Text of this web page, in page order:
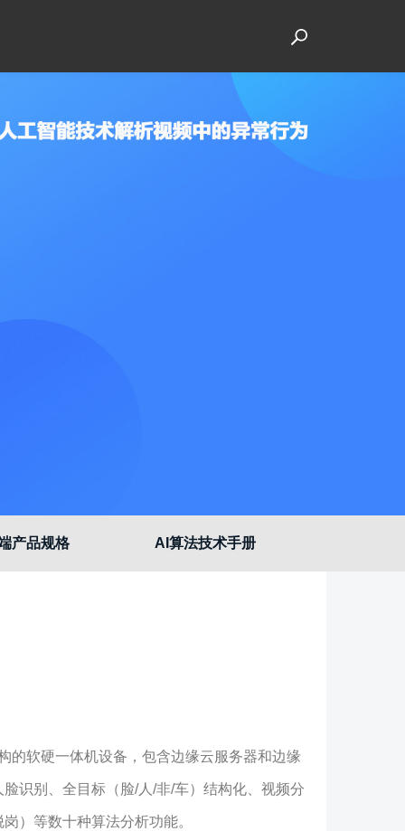
产品规格 AI算法技术手册
的软硬一体机设备，包含边缘云服务器和边缘
识别、全目标（脸/人/非/车）结构化、视频分
）等数十种算法分析功能。